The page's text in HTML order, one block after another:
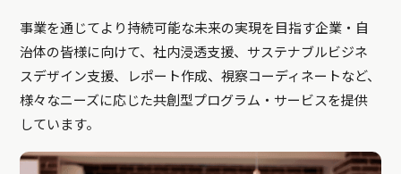
事業を通じてより持続可能な未来の実現を目指す企業・自
治体の皆様に向けて、社内浸透支援、サステナブルビジネ
スデザイン支援、レポート作成、視察コーディネートなど、
様々なニーズに応じた共創型プログラム・サービスを提供
しています。